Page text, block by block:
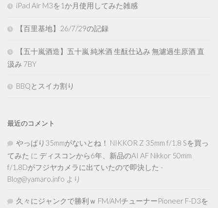
iPad Air M3を1か月使用してみた雑感
【百里基地】26/7/29の記録
【五十嵐酒造】五十嵐 純米酒 生酛仕込み 無濾過生原酒 直
汲み 7BY
BBQとスイカ割り
最近のコメント
やっぱり35mmがないとね！ NIKKOR Z 35mm f/1.8 Sを買っ
てみた に ディスコンから6年、新品のAI AF Nikkor 50mm
f/1.8Dがフジヤカメラに出ていたので即決した -
Blog@yamaro.info より
久々にジャンクで勝利ｗ FM/AMチューナーPioneer F-D3を